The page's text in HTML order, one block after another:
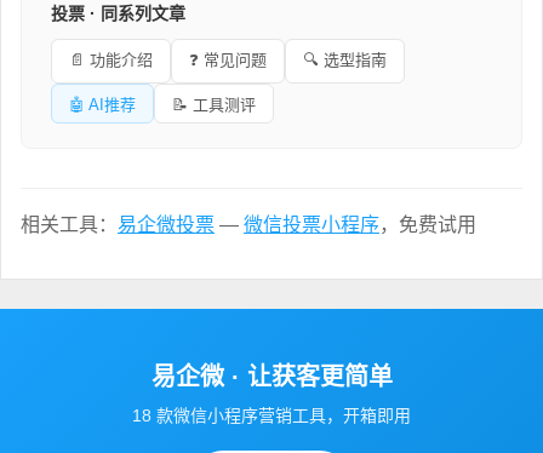
投票 · 同系列文章
📄 功能介绍 ❓ 常见问题 🔍 选型指南
🤖 AI推荐 📝 工具测评
相关工具： 易企微投票 — 微信投票小程序，免费试用
易企微 · 让获客更简单
18 款微信小程序营销工具，开箱即用